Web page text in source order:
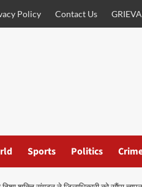
Policy Contact Us
Sports Politics